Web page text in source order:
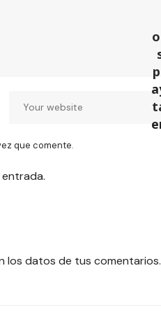
que comente.
los datos de tus comentarios.